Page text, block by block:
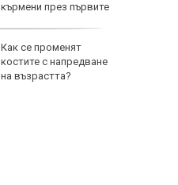
кърмени през първите
Как се променят
костите с напредване
на възрастта?